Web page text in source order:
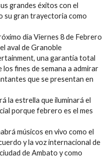
grandes éxitos con el
su gran trayectoria como
día Viernes 8 de Febrero
aval de Granoble
una garantía total
fines de semana a admirar
que se presentan en
la estrella que iluminará el
porque febrero es el mes
músicos en vivo como el
y la voz internacional de
de Ambato y como